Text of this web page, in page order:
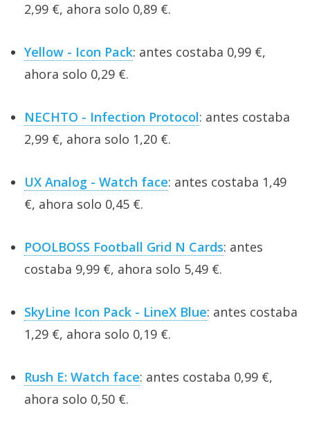
2,99 €, ahora solo 0,89 €.
Yellow - Icon Pack: antes costaba 0,99 €,
ahora solo 0,29 €.
NECHTO - Infection Protocol: antes costaba
2,99 €, ahora solo 1,20 €.
UX Analog - Watch face: antes costaba 1,49
€, ahora solo 0,45 €.
POOLBOSS Football Grid N Cards: antes
costaba 9,99 €, ahora solo 5,49 €.
SkyLine Icon Pack - LineX Blue: antes costaba
1,29 €, ahora solo 0,19 €.
Rush E: Watch face: antes costaba 0,99 €,
ahora solo 0,50 €.